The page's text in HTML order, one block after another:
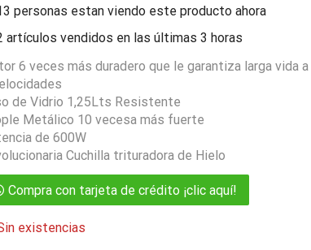
personas estan viendo este producto ahora
artículos vendidos en las últimas 3 horas
6 veces más duradero que le garantiza larga vida
de Vidrio 1,25Lts Resistente
Metálico 10 vecesa más fuerte
de 600W
Cuchilla trituradora de Hielo
Compra con tarjeta de crédito ¡clic aquí!
existencias